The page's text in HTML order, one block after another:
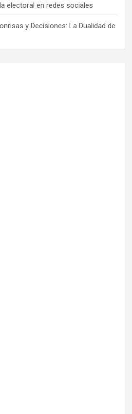
electoral en redes sociales
y Decisiones: La Dualidad de